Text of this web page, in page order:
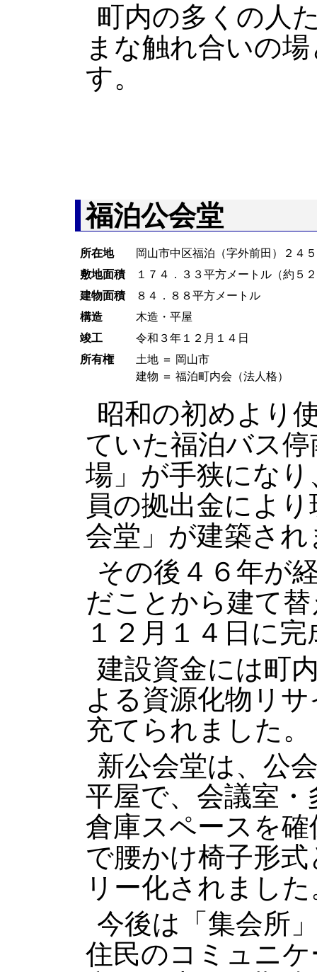
町内の多くの人
まな触れ合いの
す。
福泊公会堂
所在地
岡山市中区福泊（字外前田）２４
敷地面積
１７４．３３平方メートル（約５
建物面積
８４．８８平方メートル
構造
木造・平屋
竣工
令和３年１２月１４日
所有権
土地 ＝ 岡山市
建物 ＝ 福泊町内会（法人格）
昭和の初めより
ていた福泊バス
場」が手狭にな
員の拠出金によ
会堂」が建築さ
その後４６年が
だことから建て
１２月１４日に
建設資金には町
よる資源化物リ
充てられました。
新公会堂は、公
平屋で、会議室
倉庫スペースを
で腰かけ椅子形
リー化されました
今後は「集会所
住民のコミュニ